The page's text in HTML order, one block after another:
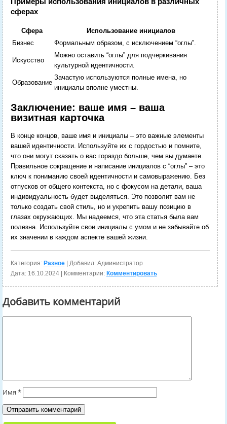
сферах
Сфера
Использование инициалов
Бизнес
Формальным образом, с исключением “оглы”.
Искусство
Можно оставить “оглы” для подчеркивания
культурной идентичности.
Образование
Зачастую используются полные имена, но
инициалы вполне уместны.
Заключение: ваше имя – ваша
визитная карточка
В конце концов, ваше имя и инициалы – это важные элементы
вашей идентичности. Используйте их с гордостью и помните,
что они могут сказать о вас гораздо больше, чем вы думаете.
Правильное сокращение и написание инициалов с “оглы” – это
ключ к пониманию своей идентичности и самовыражению. Без
отпусков от общего контекста, но с фокусом на детали, ваша
индивидуальность будет выделяться. Это позволит вам не
только создать свой стиль, но и укрепить вашу позицию в
глазах окружающих. Мы надеемся, что эта статья была вам
полезна. Используйте свои инициалы с умом и не забывайте об
их значении в каждом аспекте вашей жизни.
Категория: Разное| Добавил: Администратор
Дата: 16.10.2024| Комментарии: Комментировать
Добавить комментарий
Имя *